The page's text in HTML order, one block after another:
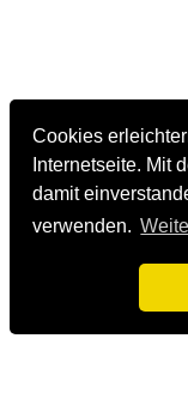
Cookies
Internetseite. Mit
damit
verwenden.